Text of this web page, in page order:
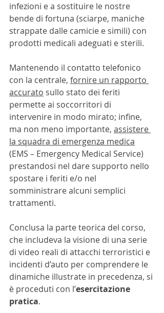
infezioni e a sostituire le nostre
bende di fortuna (sciarpe, maniche
strappate dalle camicie e simili) con
prodotti medicali adeguati e sterili.
Mantenendo il contatto telefonico
con la centrale, fornire un rapporto
accurato sullo stato dei feriti
permette ai soccorritori di
intervenire in modo mirato; infine,
ma non meno importante, assistere
la squadra di emergenza medica
(EMS – Emergency Medical Service)
prestandosi nel dare supporto nello
spostare i feriti e/o nel
somministrare alcuni semplici
trattamenti.
Conclusa la parte teorica del corso,
che includeva la visione di una serie
di video reali di attacchi terroristici e
incidenti d’auto per comprendere le
dinamiche illustrate in precedenza, si
è proceduti con l’esercitazione
pratica.